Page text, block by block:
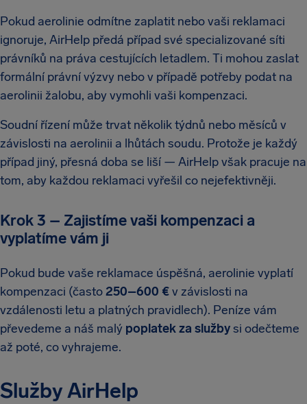
Pokud aerolinie odmítne zaplatit nebo vaši reklamaci
ignoruje, AirHelp předá případ své specializované síti
právníků na práva cestujících letadlem. Ti mohou zaslat
formální právní výzvy nebo v případě potřeby podat na
aerolinii žalobu, aby vymohli vaši kompenzaci.
Soudní řízení může trvat několik týdnů nebo měsíců v
závislosti na aerolinii a lhůtách soudu. Protože je každý
případ jiný, přesná doba se liší — AirHelp však pracuje na
tom, aby každou reklamaci vyřešil co nejefektivněji.
Krok 3 – Zajistíme vaši kompenzaci a
vyplatíme vám ji
Pokud bude vaše reklamace úspěšná, aerolinie vyplatí
kompenzaci (často250–600 €v závislosti na
vzdálenosti letu a platných pravidlech). Peníze vám
převedeme a náš malý poplatek za službysi odečteme
až poté, co vyhrajeme.
Služby AirHelp